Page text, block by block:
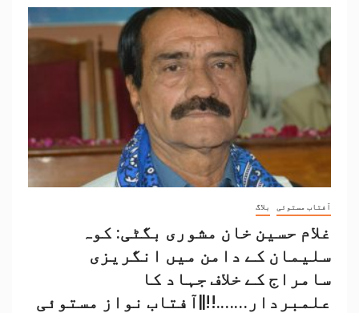
آفتاب مستوئی بلاگ
غلام حسین خان مشوری بگٹی: کوہ
سلیمان کے دامن میں انگریزی
سامراج کے خلاف جہاد کا
علمبردار…….!!||آفتاب نواز مستوئی